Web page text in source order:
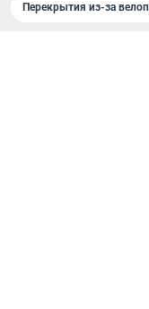
Перекрытия из-за